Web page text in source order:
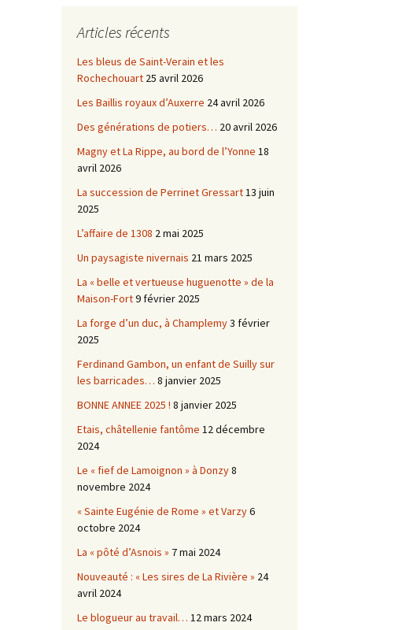
Châtellenie d’Etais
Châtellenies de Corvol et
Billy
Châtellenie de Chatel-
Articles récents
Les bleus de Saint-Verain et les
Rochechouart 25 avril 2026
Les Baillis royaux d’Auxerre 24 avril 2026
Des générations de potiers… 20 avril 2026
Magny et La Rippe, au bord de l’Yonne 18
avril 2026
La succession de Perrinet Gressart13 juin
2025
L’affaire de 1308 2 mai 2025
Un paysagiste nivernais 21 mars 2025
La « belle et vertueuse huguenotte » de la
Maison-Fort9 février 2025
La forge d’un duc, à Champlemy3 février
2025
Ferdinand Gambon, un enfant de Suilly sur
les barricades… 8 janvier 2025
BONNE ANNEE 2025 ! 8 janvier 2025
Etais, châtellenie fantôme 12 décembre
2024
Le « fief de Lamoignon » à Donzy8
novembre 2024
« Sainte Eugénie de Rome » et Varzy6
octobre 2024
La « pôté d’Asnois » 7 mai 2024
Nouveauté : « Les sires de La Rivière » 24
avril 2024
Le blogueur au travail… 12 mars 2024